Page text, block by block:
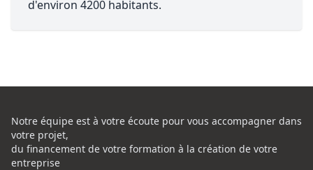
d'environ 4200 habitants.
Notre équipe est à votre écoute pour vous accompagner dans
votre projet,
du financement de votre formation à la création de votre
entreprise